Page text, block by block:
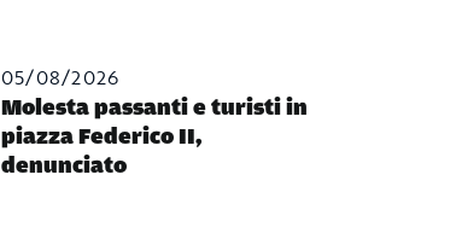
05/08/2026
Molesta passanti e turisti in
piazza Federico II,
denunciato